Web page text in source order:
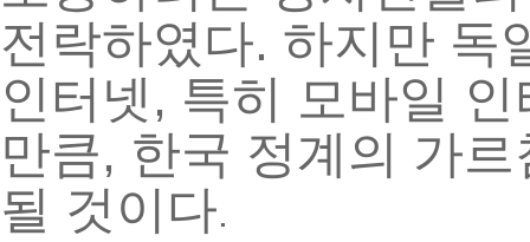
전락하였다. 하지만 독
인터넷 , 특히 모바일
만큼, 한국 정계의 가르
될 것이다.